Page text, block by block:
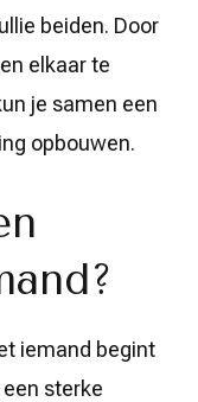
beiden. Door
elkaar te
je samen een
opbouwen.
iemand begint
sterke